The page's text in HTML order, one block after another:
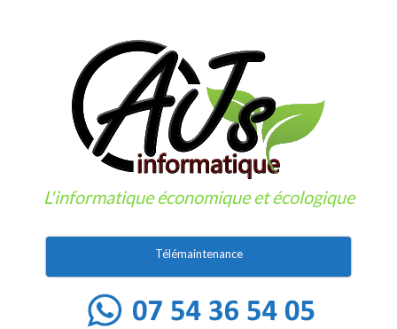
L'informatique économique et écologique
Télémaintenance